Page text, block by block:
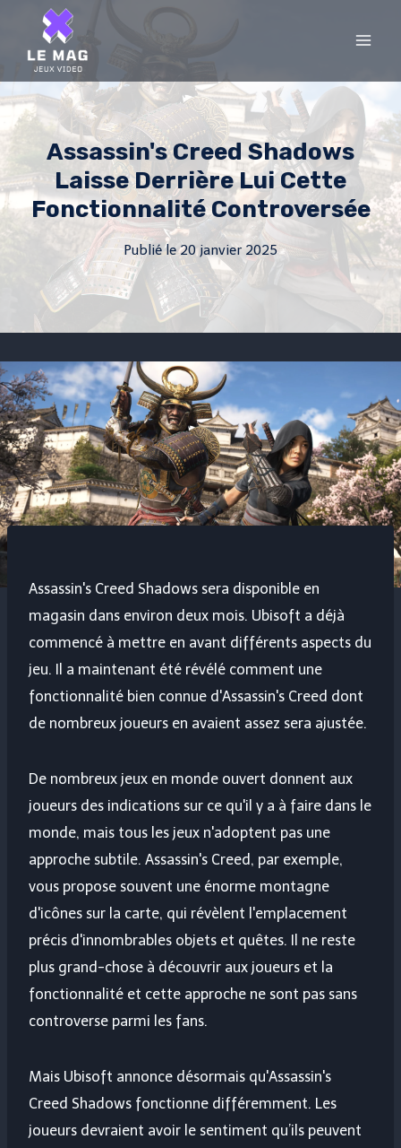
content
Assassin's Creed Shadows
Laisse Derrière Lui Cette
Fonctionnalité Controversée
Publié le20 janvier 2025
Assassin's Creed Shadows sera disponible en
magasin dans environ deux mois. Ubisoft a déjà
commencé à mettre en avant différents aspects du
jeu. Il a maintenant été révélé comment une
fonctionnalité bien connue d'Assassin's Creed dont
de nombreux joueurs en avaient assez sera ajustée.
De nombreux jeux en monde ouvert donnent aux
joueurs des indications sur ce qu'il y a à faire dans le
monde, mais tous les jeux n'adoptent pas une
approche subtile. Assassin's Creed, par exemple,
vous propose souvent une énorme montagne
d'icônes sur la carte, qui révèlent l'emplacement
précis d'innombrables objets et quêtes. Il ne reste
plus grand-chose à découvrir aux joueurs et la
fonctionnalité et cette approche ne sont pas sans
controverse parmi les fans.
Mais Ubisoft annonce désormais qu'Assassin's
Creed Shadows fonctionne différemment. Les
joueurs devraient avoir le sentiment qu’ils peuvent